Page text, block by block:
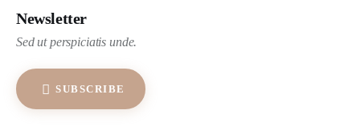
Newsletter
Sed ut perspiciatis unde.
SUBSCRIBE